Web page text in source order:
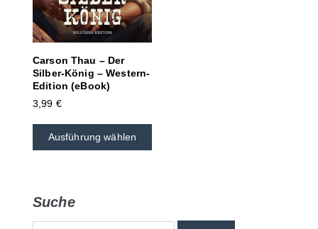
Carson Thau – Der
Silber-König – Western-
Edition (eBook)
3,99 €
Ausführung wählen
Suche